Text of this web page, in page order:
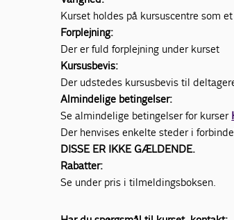
Kurset holdes på kursuscentre som
Forplejning:
Der er fuld forplejning under kurset
Kursusbevis:
Der udstedes kursusbevis til
Almindelige betingelser:
Se almindelige betingelser for kurser
Der henvises enkelte steder i
DISSE ER IKKE GÆLDENDE.
Rabatter:
Se under pris i tilmeldingsboksen.